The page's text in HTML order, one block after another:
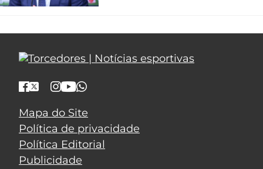
Mapa do Site
Política de privacidade
Política Editorial
Publicidade